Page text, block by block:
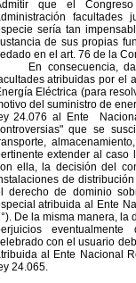
que el
facultades
sería tan
de sus propias
en el art. 76 de la
En consecuencia,
atribuidas por el
Eléctrica (para
del suministro de
24.076 al Ente
que se
extender al caso
ella, la decisión del
de
derecho de dominio
atribuida al Ente
De la misma manera, la
con el usuario
al Ente Nacional
24.065.